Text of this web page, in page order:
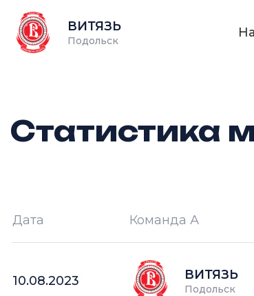
ВИТЯЗЬ
Подольск
Статистика
Дата Команда А
10.08.2023 ВИТЯЗЬ
Подольск